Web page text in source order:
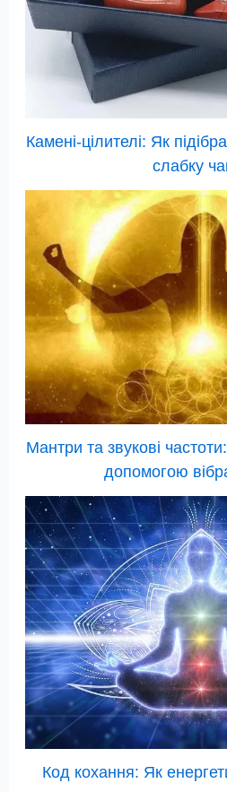
Камені-цілителі: Як
слабку
Мантри та звукові
допомогою
Код кохання: Як